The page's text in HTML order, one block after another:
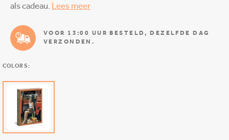
als cadeau. Lees meer
VOOR 13:00 UUR BESTELD, DEZELFDE DAG
VERZONDEN.
COLORS: